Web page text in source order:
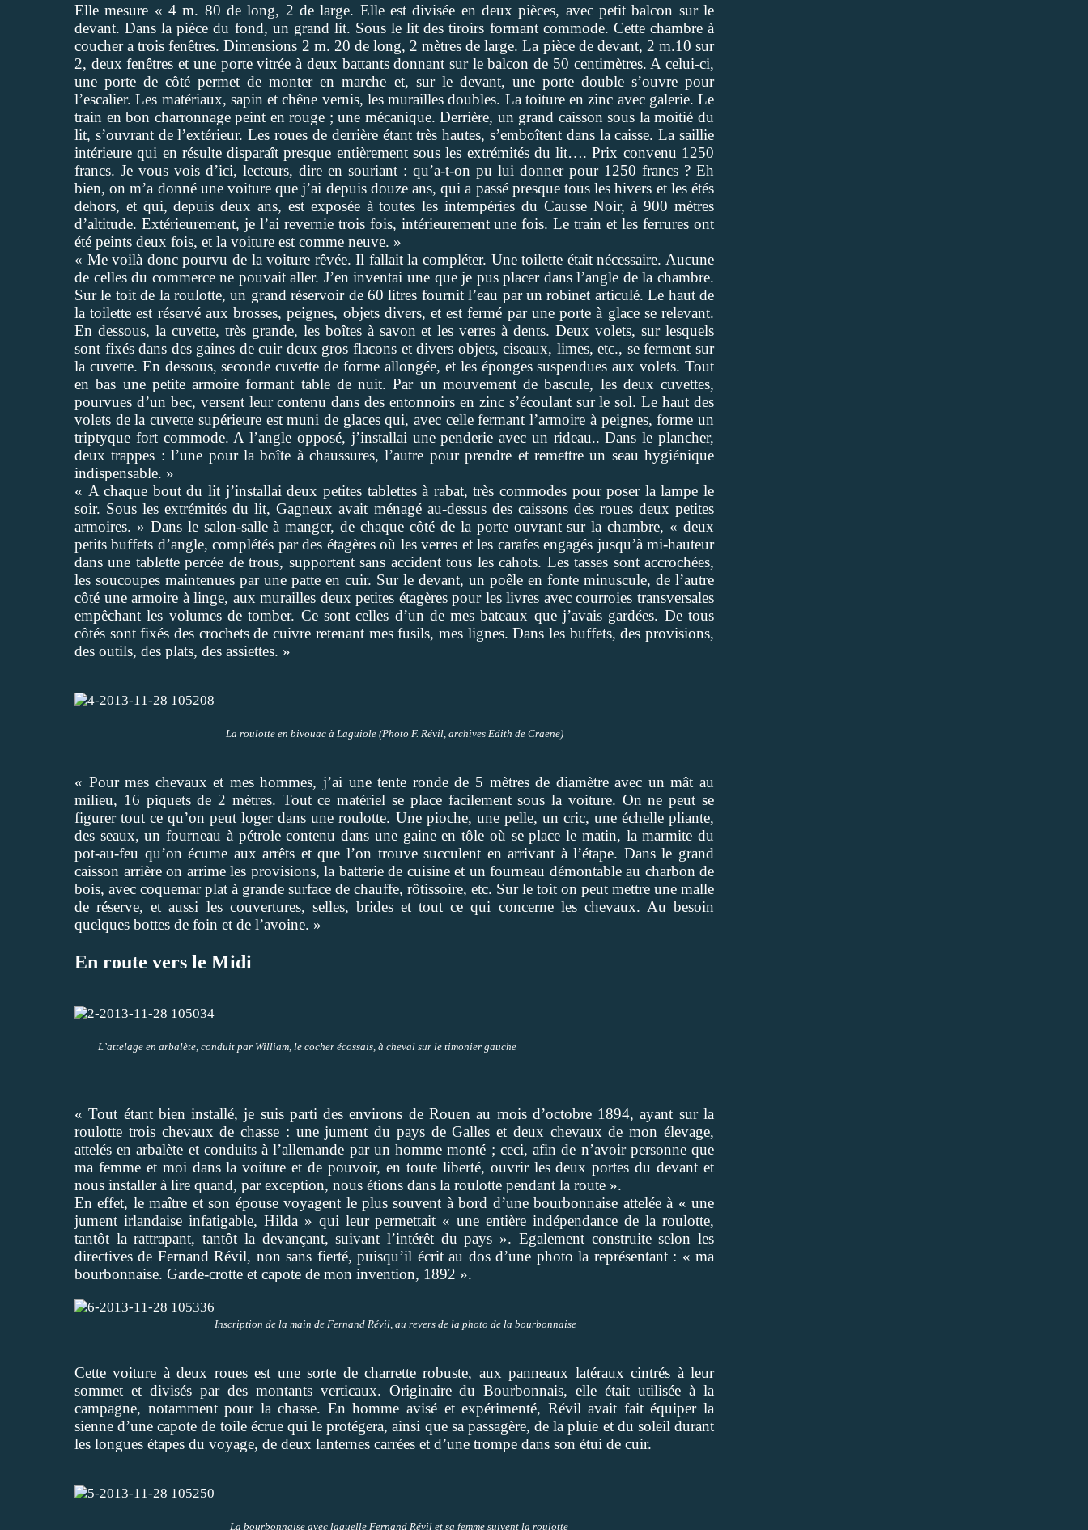
Elle mesure « 4 m. 80 de long, 2 de large. Elle est divisée en deux pièces, avec petit balcon sur le
devant. Dans la pièce du fond, un grand lit. Sous le lit des tiroirs formant commode. Cette chambre à
coucher a trois fenêtres. Dimensions 2 m. 20 de long, 2 mètres de large. La pièce de devant, 2 m.10 sur
2, deux fenêtres et une porte vitrée à deux battants donnant sur le balcon de 50 centimètres. A celui-ci,
une porte de côté permet de monter en marche et, sur le devant, une porte double s’ouvre pour
l’escalier. Les matériaux, sapin et chêne vernis, les murailles doubles. La toiture en zinc avec galerie. Le
train en bon charronnage peint en rouge ; une mécanique. Derrière, un grand caisson sous la moitié du
lit, s’ouvrant de l’extérieur. Les roues de derrière étant très hautes, s’emboîtent dans la caisse. La saillie
intérieure qui en résulte disparaît presque entièrement sous les extrémités du lit…. Prix convenu 1250
francs. Je vous vois d’ici, lecteurs, dire en souriant : qu’a-t-on pu lui donner pour 1250 francs ? Eh
bien, on m’a donné une voiture que j’ai depuis douze ans, qui a passé presque tous les hivers et les étés
dehors, et qui, depuis deux ans, est exposée à toutes les intempéries du Causse Noir, à 900 mètres
d’altitude. Extérieurement, je l’ai revernie trois fois, intérieurement une fois. Le train et les ferrures ont
été peints deux fois, et la voiture est comme neuve. »
« Me voilà donc pourvu de la voiture rêvée. Il fallait la compléter. Une toilette était nécessaire. Aucune
de celles du commerce ne pouvait aller. J’en inventai une que je pus placer dans l’angle de la chambre.
Sur le toit de la roulotte, un grand réservoir de 60 litres fournit l’eau par un robinet articulé. Le haut de
la toilette est réservé aux brosses, peignes, objets divers, et est fermé par une porte à glace se relevant.
En dessous, la cuvette, très grande, les boîtes à savon et les verres à dents. Deux volets, sur lesquels
sont fixés dans des gaines de cuir deux gros flacons et divers objets, ciseaux, limes, etc., se ferment sur
la cuvette. En dessous, seconde cuvette de forme allongée, et les éponges suspendues aux volets. Tout
en bas une petite armoire formant table de nuit. Par un mouvement de bascule, les deux cuvettes,
pourvues d’un bec, versent leur contenu dans des entonnoirs en zinc s’écoulant sur le sol. Le haut des
volets de la cuvette supérieure est muni de glaces qui, avec celle fermant l’armoire à peignes, forme un
triptyque fort commode. A l’angle opposé, j’installai une penderie avec un rideau.. Dans le plancher,
deux trappes : l’une pour la boîte à chaussures, l’autre pour prendre et remettre un seau hygiénique
indispensable. »
« A chaque bout du lit j’installai deux petites tablettes à rabat, très commodes pour poser la lampe le
soir. Sous les extrémités du lit, Gagneux avait ménagé au-dessus des caissons des roues deux petites
armoires. » Dans le salon-salle à manger, de chaque côté de la porte ouvrant sur la chambre, « deux
petits buffets d’angle, complétés par des étagères où les verres et les carafes engagés jusqu’à mi-hauteur
dans une tablette percée de trous, supportent sans accident tous les cahots. Les tasses sont accrochées,
les soucoupes maintenues par une patte en cuir. Sur le devant, un poêle en fonte minuscule, de l’autre
côté une armoire à linge, aux murailles deux petites étagères pour les livres avec courroies transversales
empêchant les volumes de tomber. Ce sont celles d’un de mes bateaux que j’avais gardées. De tous
côtés sont fixés des crochets de cuivre retenant mes fusils, mes lignes. Dans les buffets, des provisions,
des outils, des plats, des assiettes. »
La roulotte en bivouac à Laguiole (Photo F. Révil, archives Edith de Craene)
« Pour mes chevaux et mes hommes, j’ai une tente ronde de 5 mètres de diamètre avec un mât au
milieu, 16 piquets de 2 mètres. Tout ce matériel se place facilement sous la voiture. On ne peut se
figurer tout ce qu’on peut loger dans une roulotte. Une pioche, une pelle, un cric, une échelle pliante,
des seaux, un fourneau à pétrole contenu dans une gaine en tôle où se place le matin, la marmite du
pot-au-feu qu’on écume aux arrêts et que l’on trouve succulent en arrivant à l’étape. Dans le grand
caisson arrière on arrime les provisions, la batterie de cuisine et un fourneau démontable au charbon de
bois, avec coquemar plat à grande surface de chauffe, rôtissoire, etc. Sur le toit on peut mettre une malle
de réserve, et aussi les couvertures, selles, brides et tout ce qui concerne les chevaux. Au besoin
quelques bottes de foin et de l’avoine. »
En route vers le Midi
L’attelage en arbalète, conduit par William, le cocher écossais, à cheval sur le timonier gauche
« Tout étant bien installé, je suis parti des environs de Rouen au mois d’octobre 1894, ayant sur la
roulotte trois chevaux de chasse : une jument du pays de Galles et deux chevaux de mon élevage,
attelés en arbalète et conduits à l’allemande par un homme monté ; ceci, afin de n’avoir personne que
ma femme et moi dans la voiture et de pouvoir, en toute liberté, ouvrir les deux portes du devant et
nous installer à lire quand, par exception, nous étions dans la roulotte pendant la route ».
En effet, le maître et son épouse voyagent le plus souvent à bord d’une bourbonnaise attelée à « une
jument irlandaise infatigable, Hilda » qui leur permettait « une entière indépendance de la roulotte,
tantôt la rattrapant, tantôt la devançant, suivant l’intérêt du pays ». Egalement construite selon les
directives de Fernand Révil, non sans fierté, puisqu’il écrit au dos d’une photo la représentant : « ma
bourbonnaise. Garde-crotte et capote de mon invention, 1892 ».
Inscription de la main de Fernand Révil, au revers de la photo de la bourbonnaise
Cette voiture à deux roues est une sorte de charrette robuste, aux panneaux latéraux cintrés à leur
sommet et divisés par des montants verticaux. Originaire du Bourbonnais, elle était utilisée à la
campagne, notamment pour la chasse. En homme avisé et expérimenté, Révil avait fait équiper la
sienne d’une capote de toile écrue qui le protégera, ainsi que sa passagère, de la pluie et du soleil durant
les longues étapes du voyage, de deux lanternes carrées et d’une trompe dans son étui de cuir.
La bourbonnaise avec laquelle Fernand Révil et sa femme suivent la roulotte